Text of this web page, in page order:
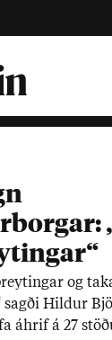
og
sagði Hild­ur
áhrif á 27